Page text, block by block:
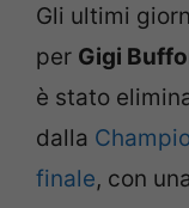
Gli ultimi
per Gigi
è stato
dalla
finale, con